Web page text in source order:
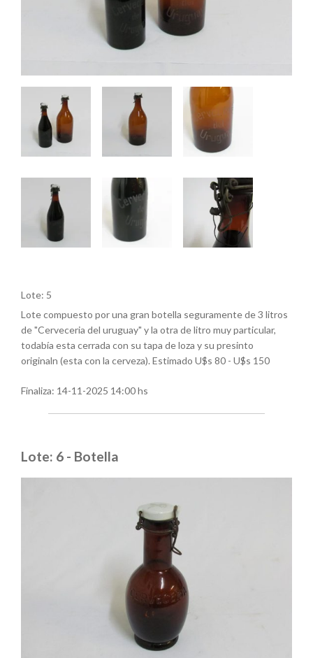
Lote: 5
Lote compuesto por una gran botella seguramente de 3 litros
de "Cerveceria del uruguay" y la otra de litro muy particular,
todabía esta cerrada con su tapa de loza y su presinto
originaln (esta con la cerveza). Estimado U$s 80 - U$s 150
Finaliza: 14-11-2025 14:00 hs
Lote: 6 - Botella